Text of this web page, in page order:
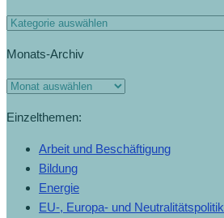
Monats-Archiv
Einzelthemen:
Arbeit und Beschäftigung
Bildung
Energie
EU-, Europa- und Neutralitätspolitik